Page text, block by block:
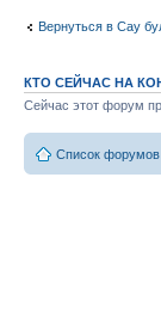
Вернуться в Сау
КТО СЕЙЧАС НА
Сейчас этот форум
Список форумов